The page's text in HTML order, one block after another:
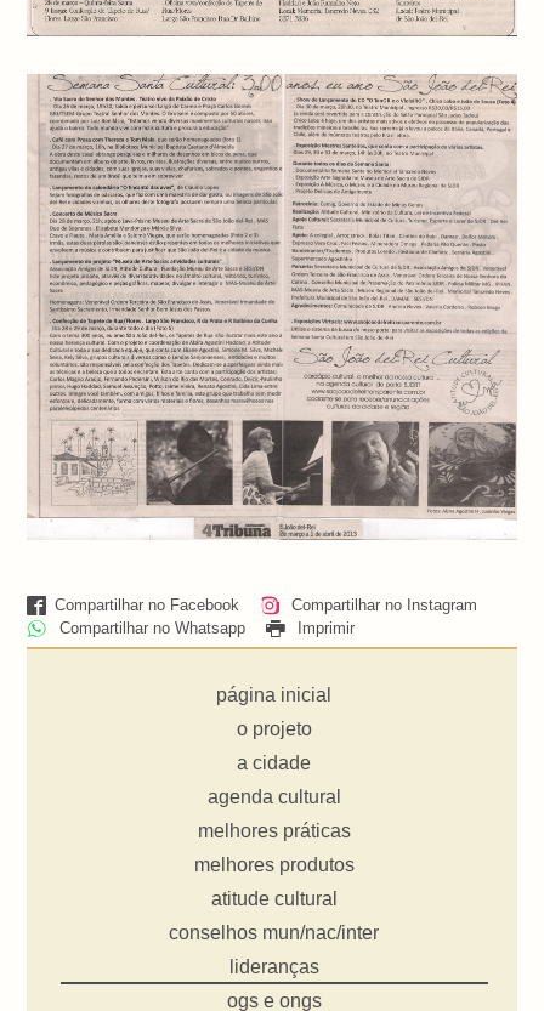
Compartilhar no Facebook
Compartilhar no Instagram
Compartilhar no Whatsapp
Imprimir
página inicial
o projeto
a cidade
agenda cultural
melhores práticas
melhores produtos
atitude cultural
conselhos mun/nac/inter
lideranças
ogs e ongs